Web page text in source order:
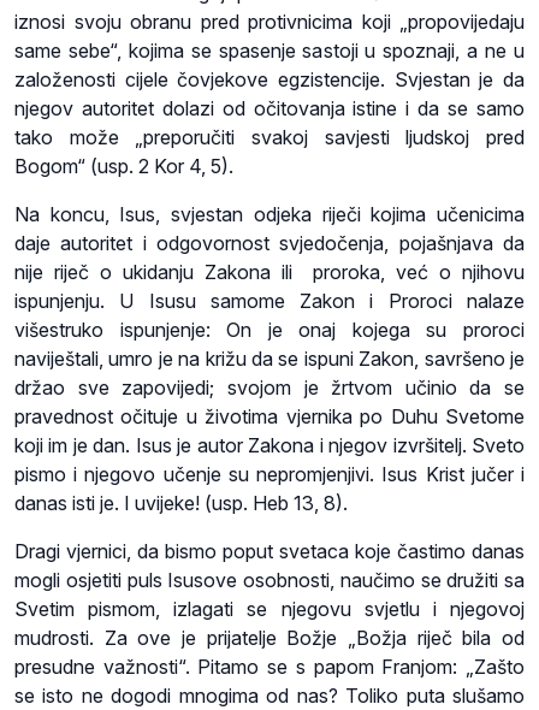
iznosi svoju obranu pred protivnicima koji „propovijedaju
same sebe“, kojima se spasenje sastoji u spoznaji, a ne u
založenosti cijele čovjekove egzistencije. Svjestan je da
njegov autoritet dolazi od očitovanja istine i da se samo
tako može „preporučiti svakoj savjesti ljudskoj pred
Bogom“ (usp. 2 Kor 4, 5).
Na koncu, Isus, svjestan odjeka riječi kojima učenicima
daje autoritet i odgovornost svjedočenja, pojašnjava da
nije riječ o ukidanju Zakona ili proroka, već o njihovu
ispunjenju. U Isusu samome Zakon i Proroci nalaze
višestruko ispunjenje: On je onaj kojega su proroci
naviještali, umro je na križu da se ispuni Zakon, savršeno je
držao sve zapovijedi; svojom je žrtvom učinio da se
pravednost očituje u životima vjernika po Duhu Svetome
koji im je dan. Isus je autor Zakona i njegov izvršitelj. Sveto
pismo i njegovo učenje su nepromjenjivi. Isus Krist jučer i
danas isti je. I uvijeke! (usp. Heb 13, 8).
Dragi vjernici, da bismo poput svetaca koje častimo danas
mogli osjetiti puls Isusove osobnosti, naučimo se družiti sa
Svetim pismom, izlagati se njegovu svjetlu i njegovoj
mudrosti. Za ove je prijatelje Božje „Božja riječ bila od
presudne važnosti“. Pitamo se s papom Franjom: „Zašto
se isto ne dogodi mnogima od nas? Toliko puta slušamo